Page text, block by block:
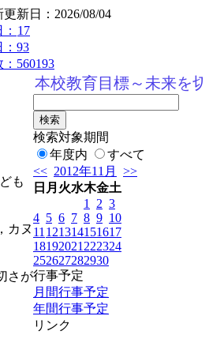
更新日：2026/08/04
17
：93
：560193
本校教育目標～未来を切
も
カヌ
さが
検索対象期間
年度内
すべて
<< 2012年11月
>>
日 月 火水木金土
1
2 3
4 5 6 7 8 9 10
11 121314151617
18192021 222324
252627282930
行事予定
月間行事予定
年間行事予定
リンク